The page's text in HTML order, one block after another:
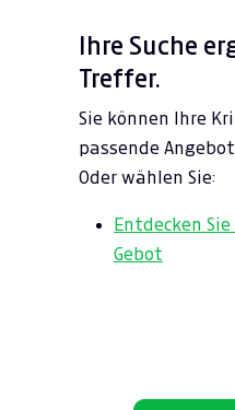
Ihre Suche
Treffer.
Sie können Ihre
passende
Oder wählen Sie:
Entdecken
Gebot